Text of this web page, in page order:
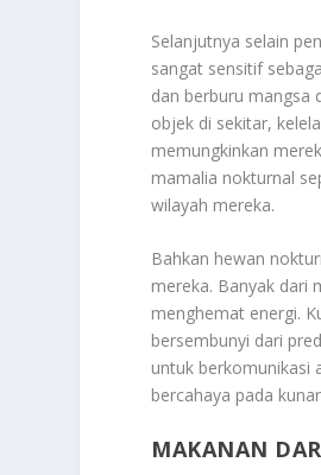
Selanjutnya selain
sangat sensitif
dan berburu mangsa
objek di sekitar,
memungkinkan
mamalia nokturnal
wilayah mereka.
Bahkan hewan
mereka. Banyak dari
menghemat energi.
bersembunyi dari
untuk berkomunikasi
bercahaya pada
MAKANAN